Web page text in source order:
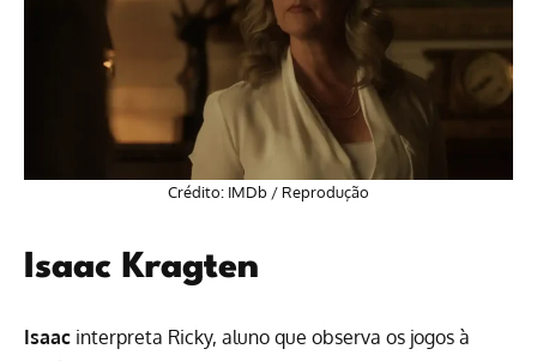
Crédito: IMDb / Reprodução
Isaac Kragten
Isaac interpreta Ricky, aluno que observa os jogos à